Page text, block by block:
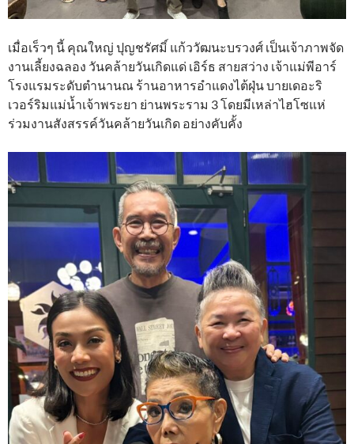
เมื่อเร็วๆ นี้ คุณใหญ่ ปุญชรัศมิ์ แก้ววัฒนะบรวงศ์ เป็นเจ้าภาพจัด
งานเลี้ยงฉลอง วันคล้ายวันเกิดแด่ เอิร์ธ สายสว่าง เจ้าแม่พีอาร์
โรงแรมระดับตำนานณ ร้านอาหารอำแดงไต้ฝุ่น บายเดอะริ
เวอร์ริมแม่น้ำเจ้าพระยา ย่านพระราม 3 โดยมีเหล่าไฮโซแห่
ร่วมงานสังสรรค์วันคล้ายวันเกิด อย่างคับคั้ง